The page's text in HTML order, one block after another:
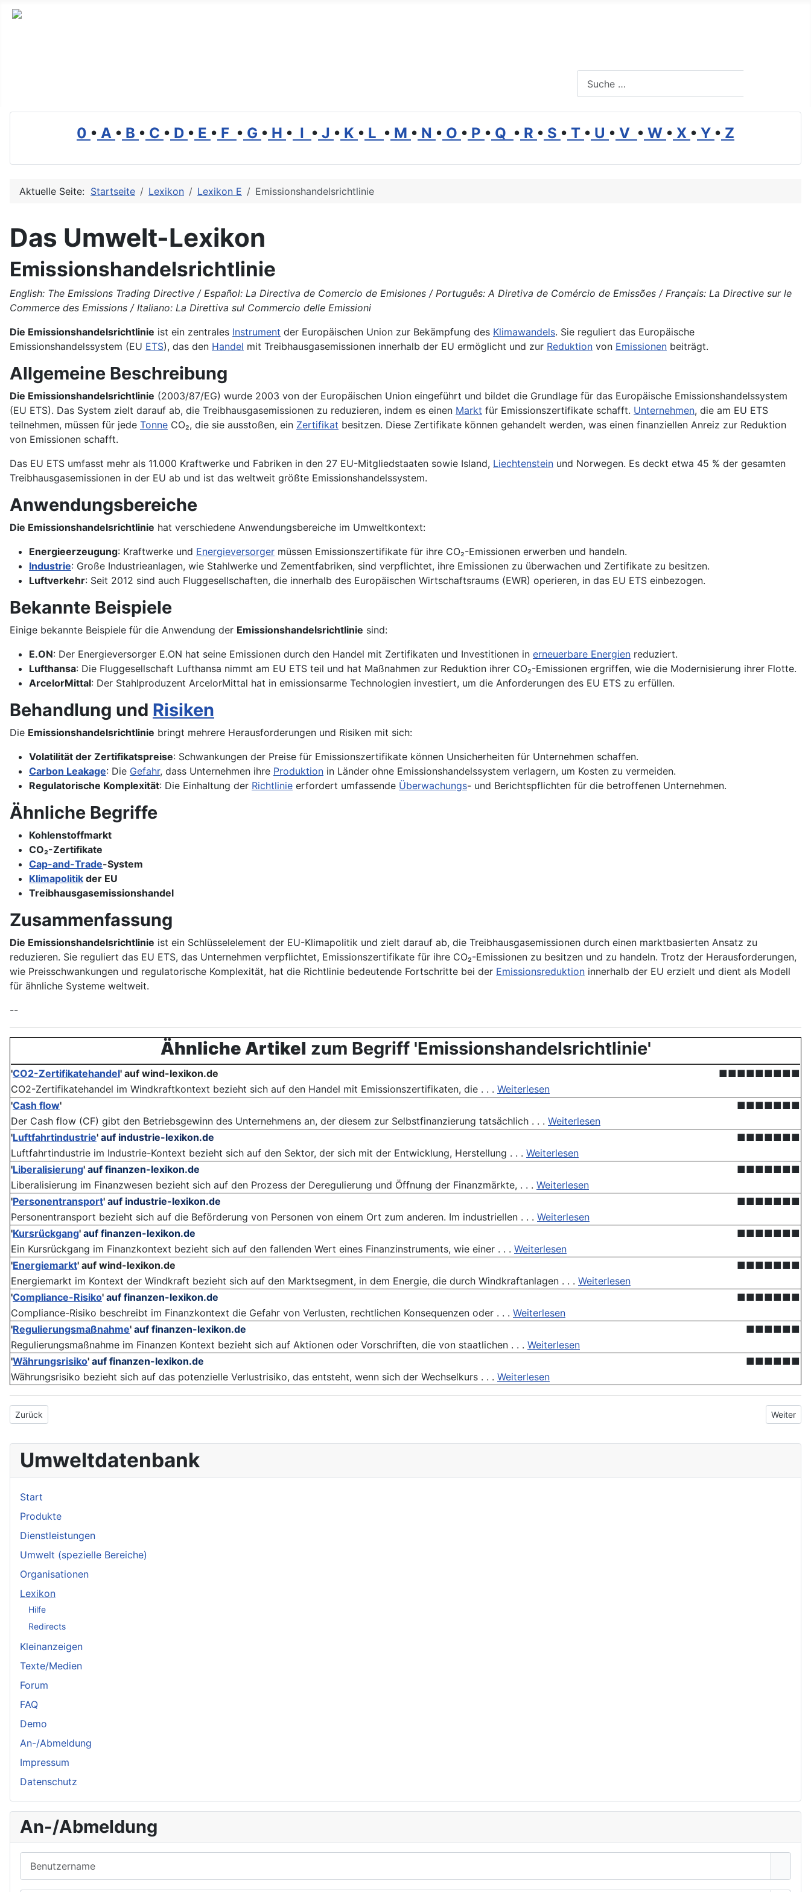
0 • A • B • C • D • E • F • G • H • I • J • K • L • M • N • O • P • Q • R • S • T • U • V • W • X • Y • Z
Aktuelle Seite: Startseite Lexikon Lexikon E Emissionshandelsrichtlinie
Das Umwelt-Lexikon
Emissionshandelsrichtlinie
English: The Emissions Trading Directive / Español: La Directiva de Comercio de Emisiones / Português: A Diretiva de Comércio de Emissões / Français: La Directive sur le
Commerce des Emissions / Italiano: La Direttiva sul Commercio delle Emissioni
Die Emissionshandelsrichtlinie ist ein zentrales Instrument der Europäischen Union zur Bekämpfung des Klimawandels. Sie reguliert das Europäische
Emissionshandelssystem (EU ETS), das den Handel mit Treibhausgasemissionen innerhalb der EU ermöglicht und zur Reduktion von Emissionen beiträgt.
Allgemeine Beschreibung
Die Emissionshandelsrichtlinie (2003/87/EG) wurde 2003 von der Europäischen Union eingeführt und bildet die Grundlage für das Europäische Emissionshandelssystem
(EU ETS). Das System zielt darauf ab, die Treibhausgasemissionen zu reduzieren, indem es einen Markt für Emissionszertifikate schafft. Unternehmen, die am EU ETS
teilnehmen, müssen für jede Tonne CO₂, die sie ausstoßen, ein Zertifikat besitzen. Diese Zertifikate können gehandelt werden, was einen finanziellen Anreiz zur Reduktion
von Emissionen schafft.
Das EU ETS umfasst mehr als 11.000 Kraftwerke und Fabriken in den 27 EU-Mitgliedstaaten sowie Island, Liechtenstein und Norwegen. Es deckt etwa 45 % der gesamten
Treibhausgasemissionen in der EU ab und ist das weltweit größte Emissionshandelssystem.
Anwendungsbereiche
Die Emissionshandelsrichtlinie hat verschiedene Anwendungsbereiche im Umweltkontext:
Energieerzeugung: Kraftwerke und Energieversorger müssen Emissionszertifikate für ihre CO₂-Emissionen erwerben und handeln.
Industrie: Große Industrieanlagen, wie Stahlwerke und Zementfabriken, sind verpflichtet, ihre Emissionen zu überwachen und Zertifikate zu besitzen.
Luftverkehr: Seit 2012 sind auch Fluggesellschaften, die innerhalb des Europäischen Wirtschaftsraums (EWR) operieren, in das EU ETS einbezogen.
Bekannte Beispiele
Einige bekannte Beispiele für die Anwendung der Emissionshandelsrichtlinie sind:
E.ON: Der Energieversorger E.ON hat seine Emissionen durch den Handel mit Zertifikaten und Investitionen in erneuerbare Energien reduziert.
Lufthansa: Die Fluggesellschaft Lufthansa nimmt am EU ETS teil und hat Maßnahmen zur Reduktion ihrer CO₂-Emissionen ergriffen, wie die Modernisierung ihrer Flotte.
ArcelorMittal: Der Stahlproduzent ArcelorMittal hat in emissionsarme Technologien investiert, um die Anforderungen des EU ETS zu erfüllen.
Behandlung und Risiken
Die Emissionshandelsrichtlinie bringt mehrere Herausforderungen und Risiken mit sich:
Volatilität der Zertifikatspreise: Schwankungen der Preise für Emissionszertifikate können Unsicherheiten für Unternehmen schaffen.
Carbon Leakage: Die Gefahr, dass Unternehmen ihre Produktion in Länder ohne Emissionshandelssystem verlagern, um Kosten zu vermeiden.
Regulatorische Komplexität: Die Einhaltung der Richtlinie erfordert umfassende Überwachungs- und Berichtspflichten für die betroffenen Unternehmen.
Ähnliche Begriffe
Kohlenstoffmarkt
CO₂-Zertifikate
Cap-and-Trade-System
Klimapolitik der EU
Treibhausgasemissionshandel
Zusammenfassung
Die Emissionshandelsrichtlinie ist ein Schlüsselelement der EU-Klimapolitik und zielt darauf ab, die Treibhausgasemissionen durch einen marktbasierten Ansatz zu
reduzieren. Sie reguliert das EU ETS, das Unternehmen verpflichtet, Emissionszertifikate für ihre CO₂-Emissionen zu besitzen und zu handeln. Trotz der Herausforderungen,
wie Preisschwankungen und regulatorische Komplexität, hat die Richtlinie bedeutende Fortschritte bei der Emissionsreduktion innerhalb der EU erzielt und dient als Modell
für ähnliche Systeme weltweit.
--
Ähnliche Artikel zum Begriff 'Emissionshandelsrichtlinie'
'CO2-Zertifikatehandel' auf wind-lexikon.de
■■■■■■■■■
CO2-Zertifikatehandel im Windkraftkontext bezieht sich auf den Handel mit Emissionszertifikaten, die . . . Weiterlesen
'Cash flow'
■■■■■■■
Der Cash flow (CF) gibt den Betriebsgewinn des Unternehmens an, der diesem zur Selbstfinanzierung tatsächlich . . . Weiterlesen
'Luftfahrtindustrie' auf industrie-lexikon.de
■■■■■■■
Luftfahrtindustrie im Industrie-Kontext bezieht sich auf den Sektor, der sich mit der Entwicklung, Herstellung . . . Weiterlesen
'Liberalisierung' auf finanzen-lexikon.de
■■■■■■■
Liberalisierung im Finanzwesen bezieht sich auf den Prozess der Deregulierung und Öffnung der Finanzmärkte, . . . Weiterlesen
'Personentransport' auf industrie-lexikon.de
■■■■■■■
Personentransport bezieht sich auf die Beförderung von Personen von einem Ort zum anderen. Im industriellen . . . Weiterlesen
'Kursrückgang' auf finanzen-lexikon.de
■■■■■■■
Ein Kursrückgang im Finanzkontext bezieht sich auf den fallenden Wert eines Finanzinstruments, wie einer . . . Weiterlesen
'Energiemarkt' auf wind-lexikon.de
■■■■■■■
Energiemarkt im Kontext der Windkraft bezieht sich auf den Marktsegment, in dem Energie, die durch Windkraftanlagen . . . Weiterlesen
'Compliance-Risiko' auf finanzen-lexikon.de
■■■■■■■
Compliance-Risiko beschreibt im Finanzkontext die Gefahr von Verlusten, rechtlichen Konsequenzen oder . . . Weiterlesen
'Regulierungsmaßnahme' auf finanzen-lexikon.de
■■■■■■
Regulierungsmaßnahme im Finanzen Kontext bezieht sich auf Aktionen oder Vorschriften, die von staatlichen . . . Weiterlesen
'Währungsrisiko' auf finanzen-lexikon.de
■■■■■■
Währungsrisiko bezieht sich auf das potenzielle Verlustrisiko, das entsteht, wenn sich der Wechselkurs . . . Weiterlesen
Vorheriger Beitrag: Emissionshandel
Zurück Nächster
Weiter
Umweltdatenbank
Start
Produkte
Dienstleistungen
Umwelt (spezielle Bereiche)
Organisationen
Lexikon
Hilfe
Redirects
Kleinanzeigen
Texte/Medien
Forum
FAQ
Demo
An-/Abmeldung
Impressum
Datenschutz
An-/Abmeldung